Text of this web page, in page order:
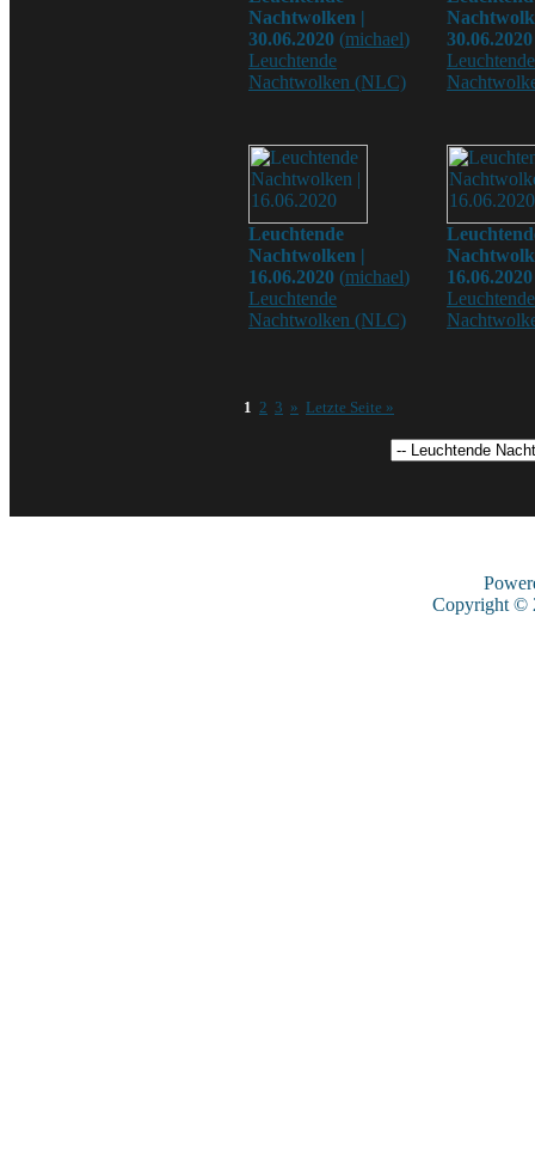
Nachtwolken |
30.06.2020 (michael)
Leuchtende
Nachtwolken (NLC)
30.06.2020
Leuchtende
Leuchtende
Nachtwolken |
16.06.2020 (michael)
Leuchtende
Nachtwolken (NLC)
16.06.2020
Leuchtende
1 2 3 » Letzte Seite »
Copyright ©